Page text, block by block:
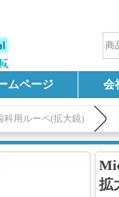
ムページ 会
科用ルーペ(拡大鏡)
拡